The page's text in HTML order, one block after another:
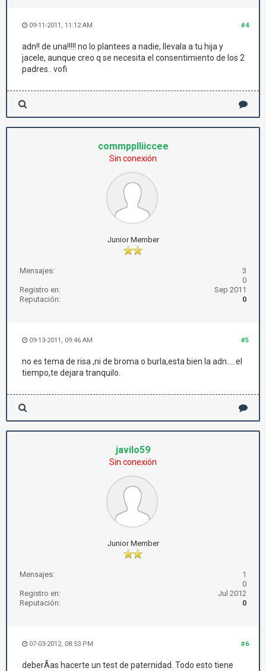
#4
09-11-2011, 11:12 AM
adn!! de una!!!!! no lo plantees a nadie, llevala a tu hija y
jacele, aunque creo q se necesita el consentimiento de los 2
padres.. vofi
commpplliiccee
Sin conexión
Junior Member
Mensajes:
3
0
Registro en:
Sep 2011
Reputación:
0
#5
09-13-2011, 09:46 AM
no es tema de risa ,ni de broma o burla,esta bien la adn.....el
tiempo,te dejara tranquilo.
javilo59
Sin conexión
Junior Member
Mensajes:
1
0
Registro en:
Jul 2012
Reputación:
0
#6
07-03-2012, 08:53 PM
deberÃ­as hacerte un test de paternidad. Todo esto tiene